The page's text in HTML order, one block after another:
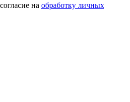
на обработку личных